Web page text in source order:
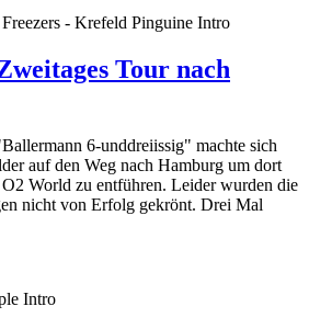
Tour nach
6-unddreiissig" machte sich
auf den Weg nach Hamburg um dort
O2 World zu entführen. Leider wurden die
nicht von Erfolg gekrönt. Drei Mal